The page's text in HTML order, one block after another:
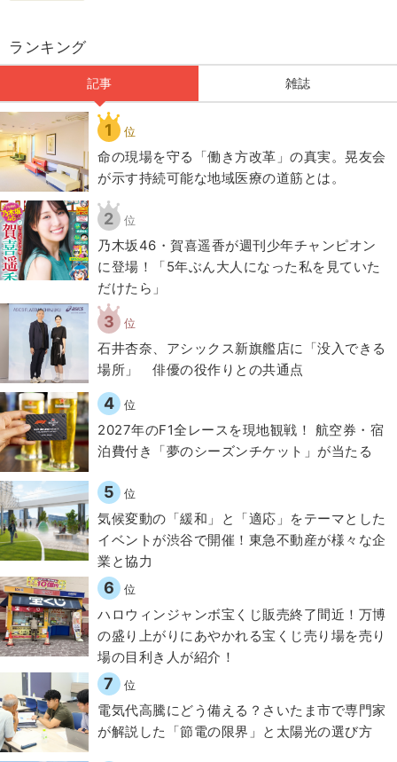
ランキング
記事 雑誌
1 位
​命の現場を守る「働き方改革」の真実。晃友会
が示す持続可能な地域医療の道筋とは。
2 位
乃木坂46・賀喜遥香が週刊少年チャンピオン
に登場！「5年ぶん大人になった私を見ていた
だけたら」
3 位
石井杏奈、アシックス新旗艦店に「没入できる
場所」 俳優の役作りとの共通点
4 位
2027年のF1全レースを現地観戦！ 航空券・宿
泊費付き「夢のシーズンチケット」が当たる
5 位
気候変動の「緩和」と「適応」をテーマとした
イベントが渋谷で開催！東急不動産が様々な企
業と協力
6 位
ハロウィンジャンボ宝くじ販売終了間近！万博
の盛り上がりにあやかれる宝くじ売り場を売り
場の目利き人が紹介！
7 位
電気代高騰にどう備える？さいたま市で専門家
が解説した「節電の限界」と太陽光の選び方